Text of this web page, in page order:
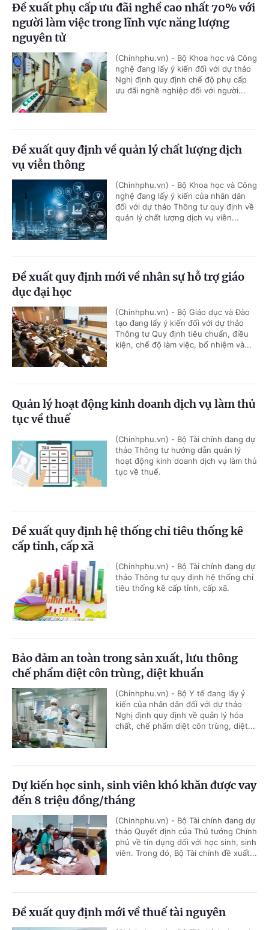
Đề xuất phụ cấp ưu đãi nghề cao nhất 70% với
người làm việc trong lĩnh vực năng lượng
nguyên tử
(Chinhphu.vn) - Bộ Khoa học và Công
nghệ đang lấy ý kiến đối với dự thảo
Nghị định quy định chế độ phụ cấp
ưu đãi nghề nghiệp đối với người...
Đề xuất quy định về quản lý chất lượng dịch
vụ viễn thông
(Chinhphu.vn) - Bộ Khoa học và Công
nghệ đang lấy ý kiến của nhân dân
đối với dự thảo Thông tư quy định về
quản lý chất lượng dịch vụ viễn...
Đề xuất quy định mới về nhân sự hỗ trợ giáo
dục đại học
(Chinhphu.vn) - Bộ Giáo dục và Đào
tạo đang lấy ý kiến đối với dự thảo
Thông tư Quy định tiêu chuẩn, điều
kiện, chế độ làm việc, bổ nhiệm và...
Quản lý hoạt động kinh doanh dịch vụ làm thủ
tục về thuế
(Chinhphu.vn) - Bộ Tài chính đang dự
thảo Thông tư hướng dẫn quản lý
hoạt động kinh doanh dịch vụ làm thủ
tục về thuế.
Đề xuất quy định hệ thống chỉ tiêu thống kê
cấp tỉnh, cấp xã
(Chinhphu.vn) - Bộ Tài chính đang dự
thảo Thông tư quy định hệ thống chỉ
tiêu thống kê cấp tỉnh, cấp xã.
Bảo đảm an toàn trong sản xuất, lưu thông
chế phẩm diệt côn trùng, diệt khuẩn
(Chinhphu.vn) - Bộ Y tế đang lấy ý
kiến của nhân dân đối với dự thảo
Nghị định quy định về quản lý hóa
chất, chế phẩm diệt côn trùng, diệt...
Dự kiến học sinh, sinh viên khó khăn được vay
đến 8 triệu đồng/tháng
(Chinhphu.vn) - Bộ Tài chính đang dự
thảo Quyết định của Thủ tướng Chính
phủ về tín dụng đối với học sinh, sinh
viên. Trong đó, Bộ Tài chính đề xuất...
Đề xuất quy định mới về thuế tài nguyên